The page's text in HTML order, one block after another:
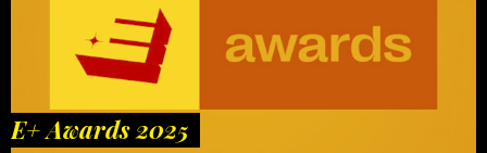
E+ Awards 2025